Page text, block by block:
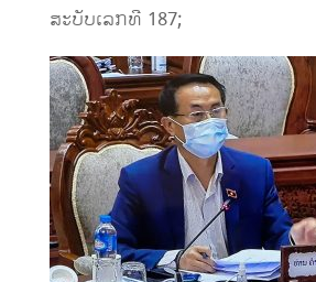
ສະບັບເລກທີ 187;